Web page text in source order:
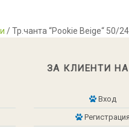
/ Тр.чанта “Pookie Beige“ 50/
ЗА КЛИЕНТИ
Вход
Регистрация